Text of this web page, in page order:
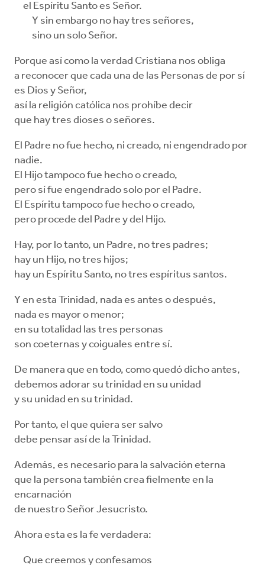
el Espíritu Santo es Señor.
Y sin embargo no hay tres señores,
sino un solo Señor.
Porque así como la verdad Cristiana nos obliga
a reconocer que cada una de las Personas de por sí
es Dios y Señor,
así la religión católica nos prohíbe decir
que hay tres dioses o señores.
El Padre no fue hecho, ni creado, ni engendrado por
nadie.
El Hijo tampoco fue hecho o creado,
pero sí fue engendrado solo por el Padre.
El Espíritu tampoco fue hecho o creado,
pero procede del Padre y del Hijo.
Hay, por lo tanto, un Padre, no tres padres;
hay un Hijo, no tres hijos;
hay un Espíritu Santo, no tres espíritus santos.
Y en esta Trinidad, nada es antes o después,
nada es mayor o menor;
en su totalidad las tres personas
son coeternas y coiguales entre sí.
De manera que en todo, como quedó dicho antes,
debemos adorar su trinidad en su unidad
y su unidad en su trinidad.
Por tanto, el que quiera ser salvo
debe pensar así de la Trinidad.
Además, es necesario para la salvación eterna
que la persona también crea fielmente en la
encarnación
de nuestro Señor Jesucristo.
Ahora esta es la fe verdadera:
Que creemos y confesamos